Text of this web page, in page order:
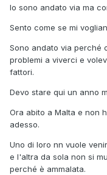
Io sono andato via ma
Sento come se mi
Sono andato via perché
problemi a viverci e
fattori.
Devo stare qui un anno
Ora abito a Malta e non
adesso.
Uno di loro nn vuole
e l'altra da sola non si
perché è ammalata.